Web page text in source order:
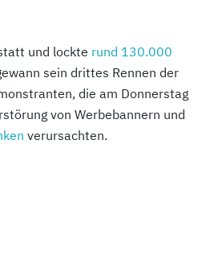
und lockte rund 130.000
sein drittes Rennen der
die am Donnerstag
von Werbebannern und
verursachten.